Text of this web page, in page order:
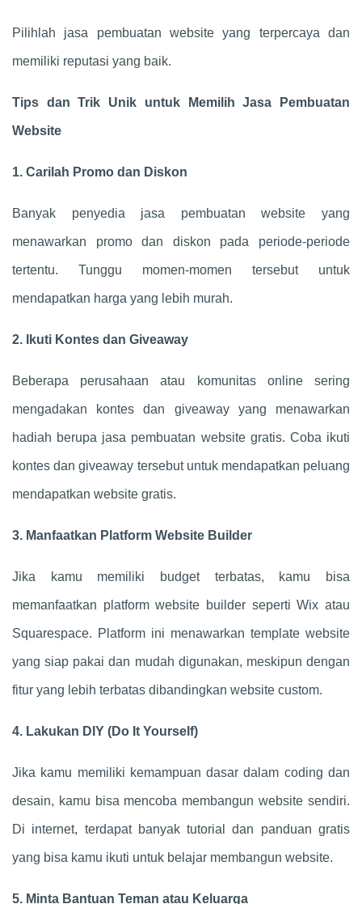
Pilihlah jasa pembuatan website yang terpercaya dan
memiliki reputasi yang baik.
Tips dan Trik Unik untuk Memilih Jasa Pembuatan
Website
1. Carilah Promo dan Diskon
Banyak penyedia jasa pembuatan website yang
menawarkan promo dan diskon pada periode-periode
tertentu. Tunggu momen-momen tersebut untuk
mendapatkan harga yang lebih murah.
2. Ikuti Kontes dan Giveaway
Beberapa perusahaan atau komunitas online sering
mengadakan kontes dan giveaway yang menawarkan
hadiah berupa jasa pembuatan website gratis. Coba ikuti
kontes dan giveaway tersebut untuk mendapatkan peluang
mendapatkan website gratis.
3. Manfaatkan Platform Website Builder
Jika kamu memiliki budget terbatas, kamu bisa
memanfaatkan platform website builder seperti Wix atau
Squarespace. Platform ini menawarkan template website
yang siap pakai dan mudah digunakan, meskipun dengan
fitur yang lebih terbatas dibandingkan website custom.
4. Lakukan DIY (Do It Yourself)
Jika kamu memiliki kemampuan dasar dalam coding dan
desain, kamu bisa mencoba membangun website sendiri.
Di internet, terdapat banyak tutorial dan panduan gratis
yang bisa kamu ikuti untuk belajar membangun website.
5. Minta Bantuan Teman atau Keluarga